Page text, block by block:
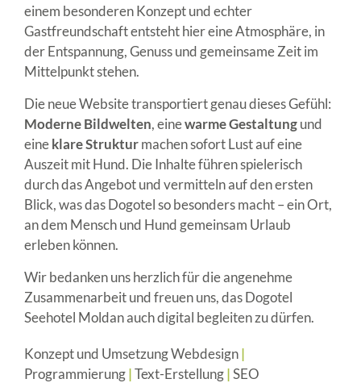
einem besonderen Konzept und echter
Gastfreundschaft entsteht hier eine Atmosphäre, in
der Entspannung, Genuss und gemeinsame Zeit im
Mittelpunkt stehen.
Die neue Website transportiert genau dieses Gefühl:
Moderne Bildwelten, einewarme Gestaltungund
eineklare Strukturmachen sofort Lust auf eine
Auszeit mit Hund. Die Inhalte führen spielerisch
durch das Angebot und vermitteln auf den ersten
Blick, was das Dogotel so besonders macht – ein Ort,
an dem Mensch und Hund gemeinsam Urlaub
erleben können.
Wir bedanken uns herzlich für die angenehme
Zusammenarbeit und freuen uns, das Dogotel
Seehotel Moldan auch digital begleiten zu dürfen.
Konzept und Umsetzung Webdesign|
Programmierung|Text-Erstellung|SEO